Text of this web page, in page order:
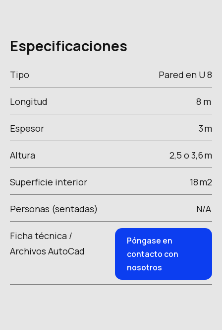
Especificaciones
Tipo Pared en U 8
Longitud 8 m
Espesor 3m
Altura 2,5 o 3,6m
Superficie interior 18m2
Personas (sentadas) N/A
Ficha técnica /
Archivos AutoCad
Póngase en
contacto con
nosotros